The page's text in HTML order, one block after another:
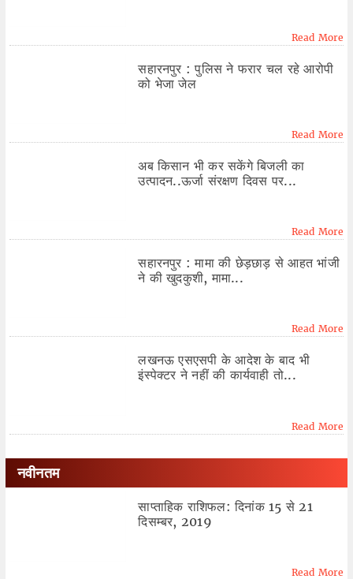
Read More
सहारनपुर : पुलिस ने फरार चल रहे आरोपी
को भेजा जेल
Read More
अब किसान भी कर सकेंगे बिजली का
उत्पादन..ऊर्जा संरक्षण दिवस पर...
Read More
सहारनपुर : मामा की छेड़छाड़ से आहत भांजी
ने की खुदकुशी, मामा...
Read More
लखनऊ एसएसपी के आदेश के बाद भी
इंस्पेक्टर ने नहीं की कार्यवाही तो...
Read More
नवीनतम
साप्ताहिक राशिफल: दिनांक 15 से 21
दिसम्बर, 2019
Read More